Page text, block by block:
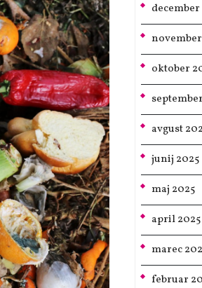
december
oktober
avgust
junij 2025
maj 2025
april 2025
marec
februar